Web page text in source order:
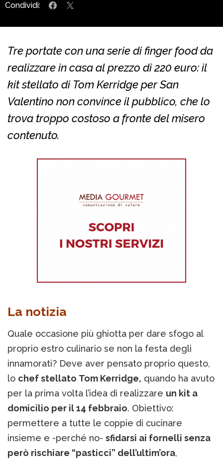
Condividi:
Tre portate con una serie di finger food da
realizzare in casa al prezzo di 220 euro: il
kit stellato di Tom Kerridge per San
Valentino non convince il pubblico, che lo
trova troppo costoso a fronte del misero
contenuto.
La notizia
Quale occasione più ghiotta per dare sfogo al
proprio estro culinario se non la festa degli
innamorati? Deve aver pensato proprio questo,
lo chef stellato Tom Kerridge, quando ha avuto
per la prima volta l’idea di realizzare un kit a
domicilio per il 14 febbraio. Obiettivo:
permettere a tutte le coppie di cucinare
insieme e -perché no- sfidarsi ai fornelli senza
però rischiare “pasticci” dell’ultim’ora,